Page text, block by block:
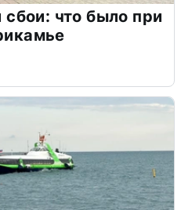
что было при